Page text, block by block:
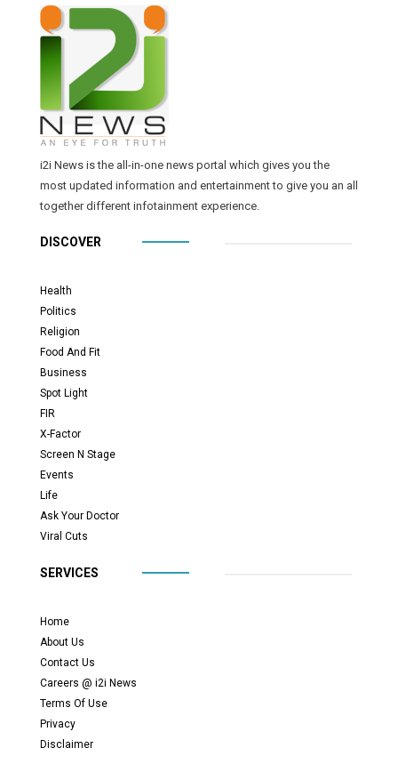
i2i News is the all-in-one news portal which gives you the
most updated information and entertainment to give you an all
together different infotainment experience.
DISCOVER
Health
Politics
Religion
Food And Fit
Business
Spot Light
FIR
X-Factor
Screen N Stage
Events
Life
Ask Your Doctor
Viral Cuts
SERVICES
Home
About Us
Contact Us
Careers @ i2i News
Terms Of Use
Privacy
Disclaimer